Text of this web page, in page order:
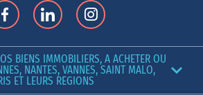
BIENS IMMOBILIERS, A ACHETER OU
NANTES, VANNES, SAINT MALO,
ET LEURS REGIONS